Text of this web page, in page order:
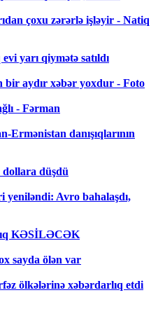
çoxu zərərlə işləyir - Natiq
yarı qiymətə satıldı
bir aydır xəbər yoxdur - Foto
- Fərman
danışıqlarının
düşdü
yeniləndi: Avro bahalaşdı,
KƏSİLƏCƏK
sayda ölən var
ölkələrinə xəbərdarlıq etdi